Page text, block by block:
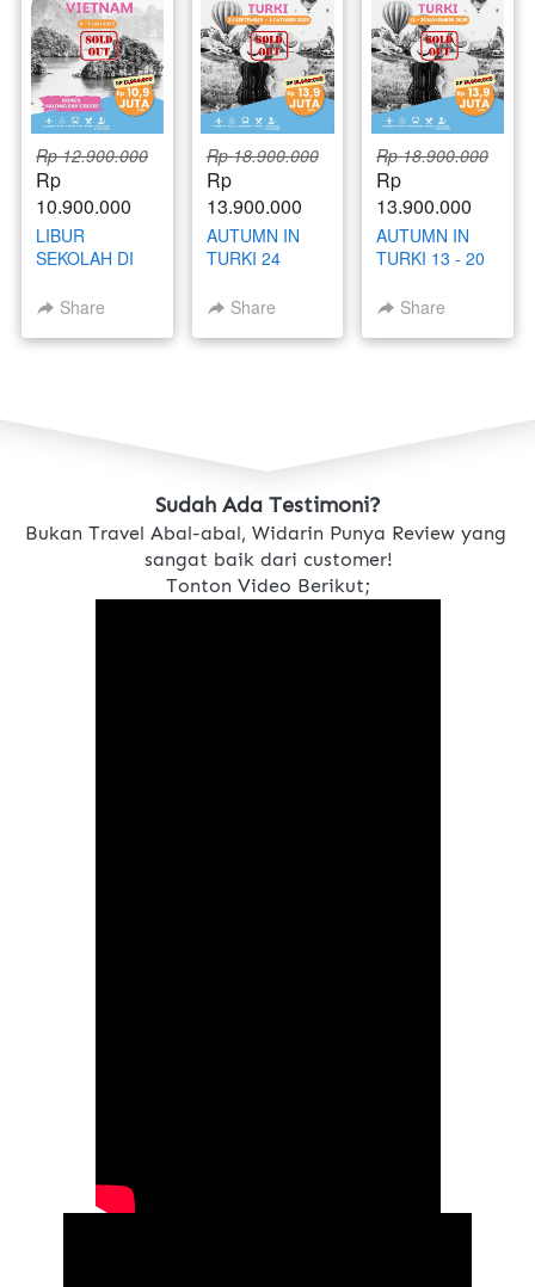
Rp 12.900.000
Rp
10.900.000
LIBUR
SEKOLAH DI
JULI 2025
Share
Rp 18.900.000
Rp
13.900.000
AUTUMN IN
TURKI 24
1 OKTOBER
Share
Rp 18.900.000
Rp
13.900.000
AUTUMN IN
TURKI 13 - 20
2025Share
Sudah Ada Testimoni?
Bukan Travel Abal-abal, Widarin Punya Review yang
sangat baik dari customer!
Tonton Video Berikut;